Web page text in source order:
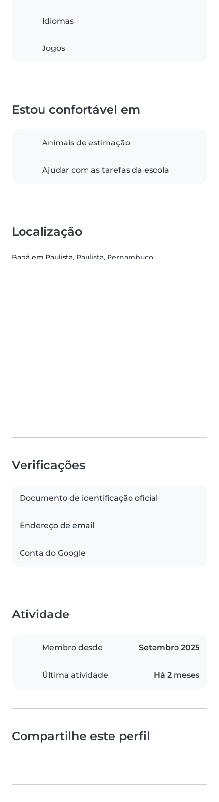
Idiomas
Jogos
Estou confortável em
Animais de estimação
Ajudar com as tarefas da escola
Localização
Babá em Paulista, Paulista, Pernambuco
Verificações
Documento de identificação oficial
Endereço de email
Conta do Google
Atividade
Membro desde Setembro 2025
Última atividade Há 2 meses
Compartilhe este perfil